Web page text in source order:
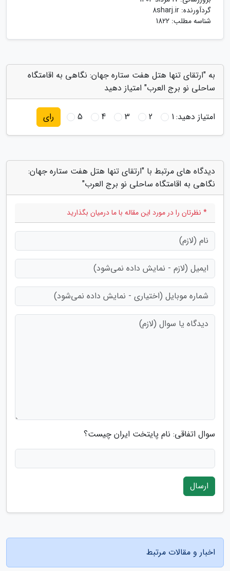
گردآورنده: 8sharj.ir
شناسه مطلب: 1822
به "ارتقای تنها هتل هفت ستاره جهان: نگاهی به اقامتگاه
ساحلی نو برج العرب" امتیاز دهید
امتیاز دهید:1
2
3
4
5 رای
دیدگاه های مرتبط با "ارتقای تنها هتل هفت ستاره جهان:
نگاهی به اقامتگاه ساحلی نو برج العرب"
* نظرتان را در مورد این مقاله با ما درمیان بگذارید
سوال اتفاقی: نام پایتخت ایران چیست؟
ارسال
اخبار و مقالات مرتبط